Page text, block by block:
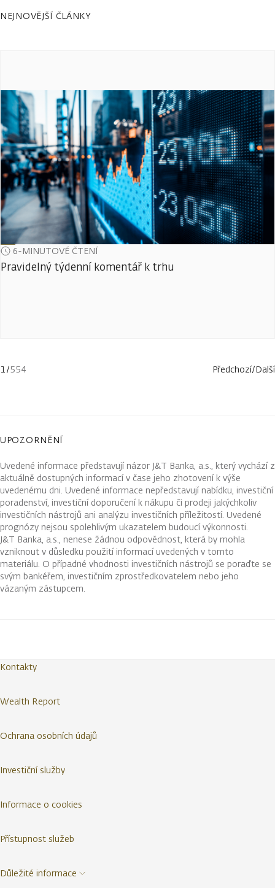
NEJNOVĚJŠÍ ČLÁNKY
6-MINUTOVÉ ČTENÍ
Pravidelný týdenní komentář k trhu
1/554 Předchozí/Další
UPOZORNĚNÍ
Uvedené informace představují názor J&T Banka, a.s., který vychází z
aktuálně dostupných informací v čase jeho zhotovení k výše
uvedenému dni. Uvedené informace nepředstavují nabídku, investiční
poradenství, investiční doporučení k nákupu či prodeji jakýchkoliv
investičních nástrojů ani analýzu investičních příležitostí. Uvedené
prognózy nejsou spolehlivým ukazatelem budoucí výkonnosti.
J&T Banka, a.s., nenese žádnou odpovědnost, která by mohla
vzniknout v důsledku použití informací uvedených v tomto
materiálu. O případné vhodnosti investičních nástrojů se poraďte se
svým bankéřem, investičním zprostředkovatelem nebo jeho
vázaným zástupcem.
Kontakty
Wealth Report
Ochrana osobních údajů
Investiční služby
Informace o cookies
Přístupnost služeb
Důležité informace